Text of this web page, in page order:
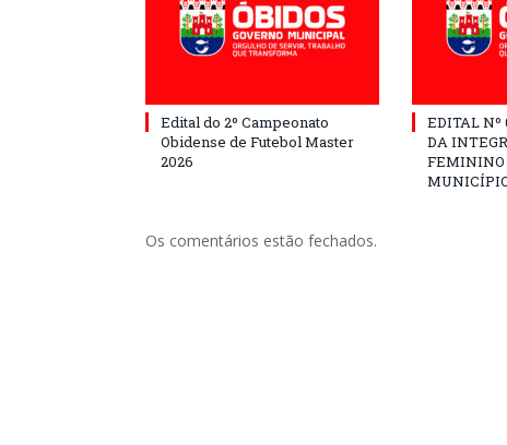
Edital do 2º Campeonato
Obidense de Futebol Master
2026
EDITAL Nº
DA
FEMININO
Os comentários estão fechados.